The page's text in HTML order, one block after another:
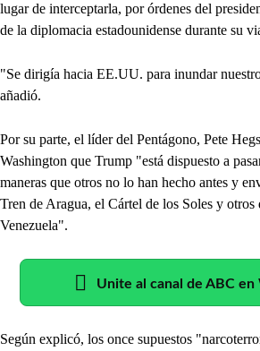
lugar de interceptarla, por órdenes del
de la diplomacia estadounidense durante su
"Se dirigía hacia EE.UU. para inundar
añadió.
Por su parte, el líder del Pentágono, Pete
Washington que Trump "está dispuesto a
maneras que otros no lo han hecho antes y
Tren de Aragua, el Cártel de los Soles y otros
Venezuela".
Unite al canal de ABC
Según explicó, los once supuestos